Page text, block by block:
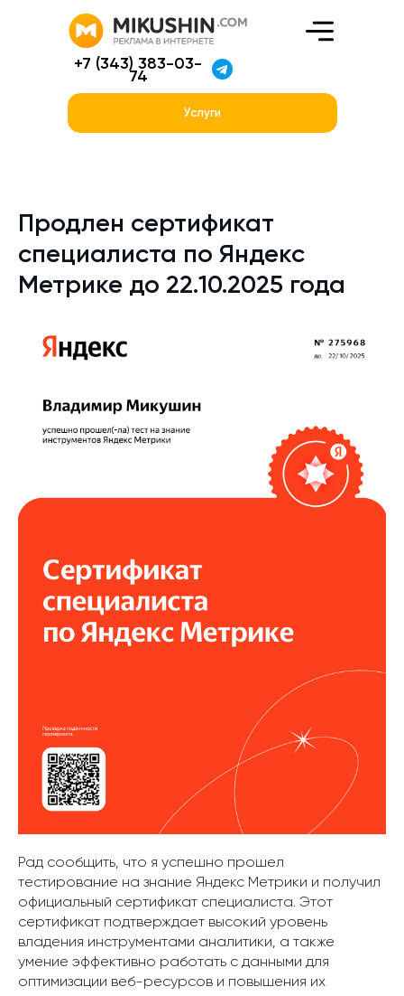
Услуги
+7 (343) 383-03-
74
Продлен сертификат
специалиста по Яндекс
Метрике до 22.10.2025 года
Рад сообщить, что я успешно прошел
тестирование на знание Яндекс Метрики и получил
официальный сертификат специалиста. Этот
сертификат подтверждает высокий уровень
владения инструментами аналитики, а также
умение эффективно работать с данными для
оптимизации веб-ресурсов и повышения их